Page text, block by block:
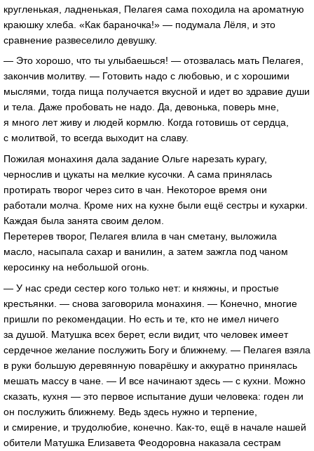
кругленькая, ладненькая, Пелагея сама походила на ароматную
краюшку хлеба. «Как бараночка!» — подумала Лёля, и это
сравнение развеселило девушку.
— Это хорошо, что ты улыбаешься! — отозвалась мать Пелагея,
закончив молитву. — Готовить надо с любовью, и с хорошими
мыслями, тогда пища получается вкусной и идет во здравие души
и тела. Даже пробовать не надо. Да, девонька, поверь мне,
я много лет живу и людей кормлю. Когда готовишь от сердца,
с молитвой, то всегда выходит на славу.
Пожилая монахиня дала задание Ольге нарезать курагу,
чернослив и цукаты на мелкие кусочки. А сама принялась
протирать творог через сито в чан. Некоторое время они
работали молча. Кроме них на кухне были ещё сестры и кухарки.
Каждая была занята своим делом.
Перетерев творог, Пелагея влила в чан сметану, выложила
масло, насыпала сахар и ванилин, а затем зажгла под чаном
керосинку на небольшой огонь.
— У нас среди сестер кого только нет: и княжны, и простые
крестьянки. — снова заговорила монахиня. — Конечно, многие
пришли по рекомендации. Но есть и те, кто не имел ничего
за душой. Матушка всех берет, если видит, что человек имеет
сердечное желание послужить Богу и ближнему. — Пелагея взяла
в руки большую деревянную поварёшку и аккуратно принялась
мешать массу в чане. — И все начинают здесь — с кухни. Можно
сказать, кухня — это первое испытание души человека: годен ли
он послужить ближнему. Ведь здесь нужно и терпение,
и смирение, и трудолюбие, конечно. Как-то, ещё в начале нашей
обители Матушка Елизавета Феодоровна наказала сестрам